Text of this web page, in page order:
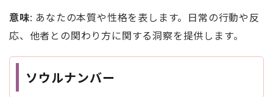
意味: あなたの本質や性格を表します。日常の行動や反
応、他者との関わり方に関する洞察を提供します。
ソウルナンバー